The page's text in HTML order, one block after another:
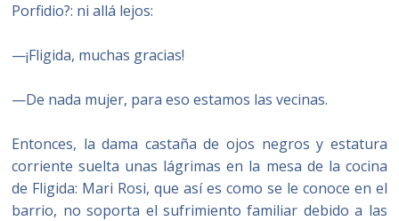
Porfidio?: ni allá lejos:
—¡Fligida, muchas gracias!
—De nada mujer, para eso estamos las vecinas.
Entonces, la dama castaña de ojos negros y estatura
corriente suelta unas lágrimas en la mesa de la cocina
de Fligida: Mari Rosi, que así es como se le conoce en el
barrio, no soporta el sufrimiento familiar debido a las